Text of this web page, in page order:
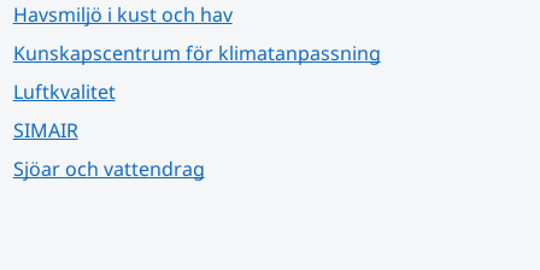
Havsmiljö i kust och hav
Kunskapscentrum för klimatanpassning
Luftkvalitet
SIMAIR
Sjöar och vattendrag